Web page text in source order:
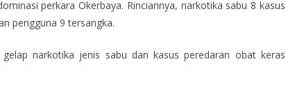
perkara Okerbaya. Rinciannya, narkotika sabu 8 kasus
pengguna 9 tersangka.
narkotika jenis sabu dan kasus peredaran obat keras